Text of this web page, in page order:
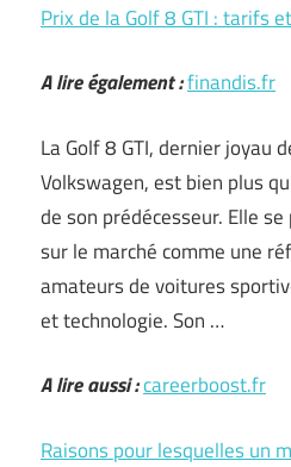
Prix de la Golf 8 GTI : tarifs
A lire également :finandis.fr
La Golf 8 GTI, dernier joyau
Volkswagen, est bien plus
de son prédécesseur. Elle
sur le marché comme une
amateurs de voitures
et technologie. Son …
A lire aussi :careerboost.fr
Raisons pour lesquelles un